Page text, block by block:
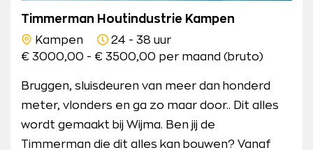
Timmerman Houtindustrie Kampen
Kampen
24 - 38 uur
€ 3000,00 - € 3500,00 per maand (bruto)
Bruggen, sluisdeuren van meer dan honderd
meter, vlonders en ga zo maar door.. Dit alles
wordt gemaakt bij Wijma. Ben jij de
Timmerman die dit alles kan bouwen? Vanaf